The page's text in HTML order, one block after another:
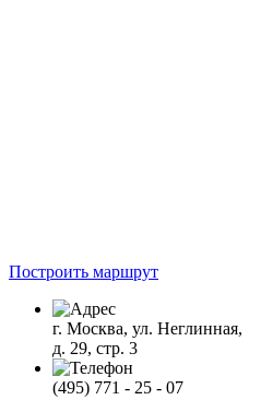
Построить маршрут
г. Москва, ул. Неглинная,
д. 29, стр. 3
(495) 771 - 25 - 07